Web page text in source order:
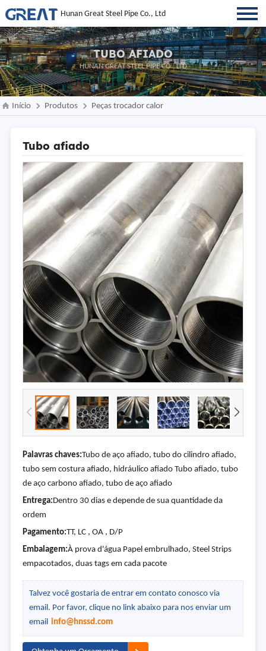
Hunan Great Steel Pipe Co., Ltd
TUBO AFIADO
HUNAN GREAT STEEL PIPE CO., LTD
Início Produtos Peças trocador calor
Tubo afiado
Palavras chaves:Tubo de aço afiado, tubo do cilindro afiado,
tubo sem costura afiado, hidráulico afiado Tubo afiado, tubo
de aço carbono afiado, tubo de aço afiado
Entrega:Dentro 30 dias e depende de sua quantidade da
ordem
Pagamento:TT, LC , OA , D/P
Embalagem:À prova d'água Papel embrulhado, Steel Strips
empacotados, duas tags em cada pacote
Talvez você gostaria de entrar em contato conosco via
email. Por favor, clique no link abaixo para nos enviar um
email info@hnssd.com